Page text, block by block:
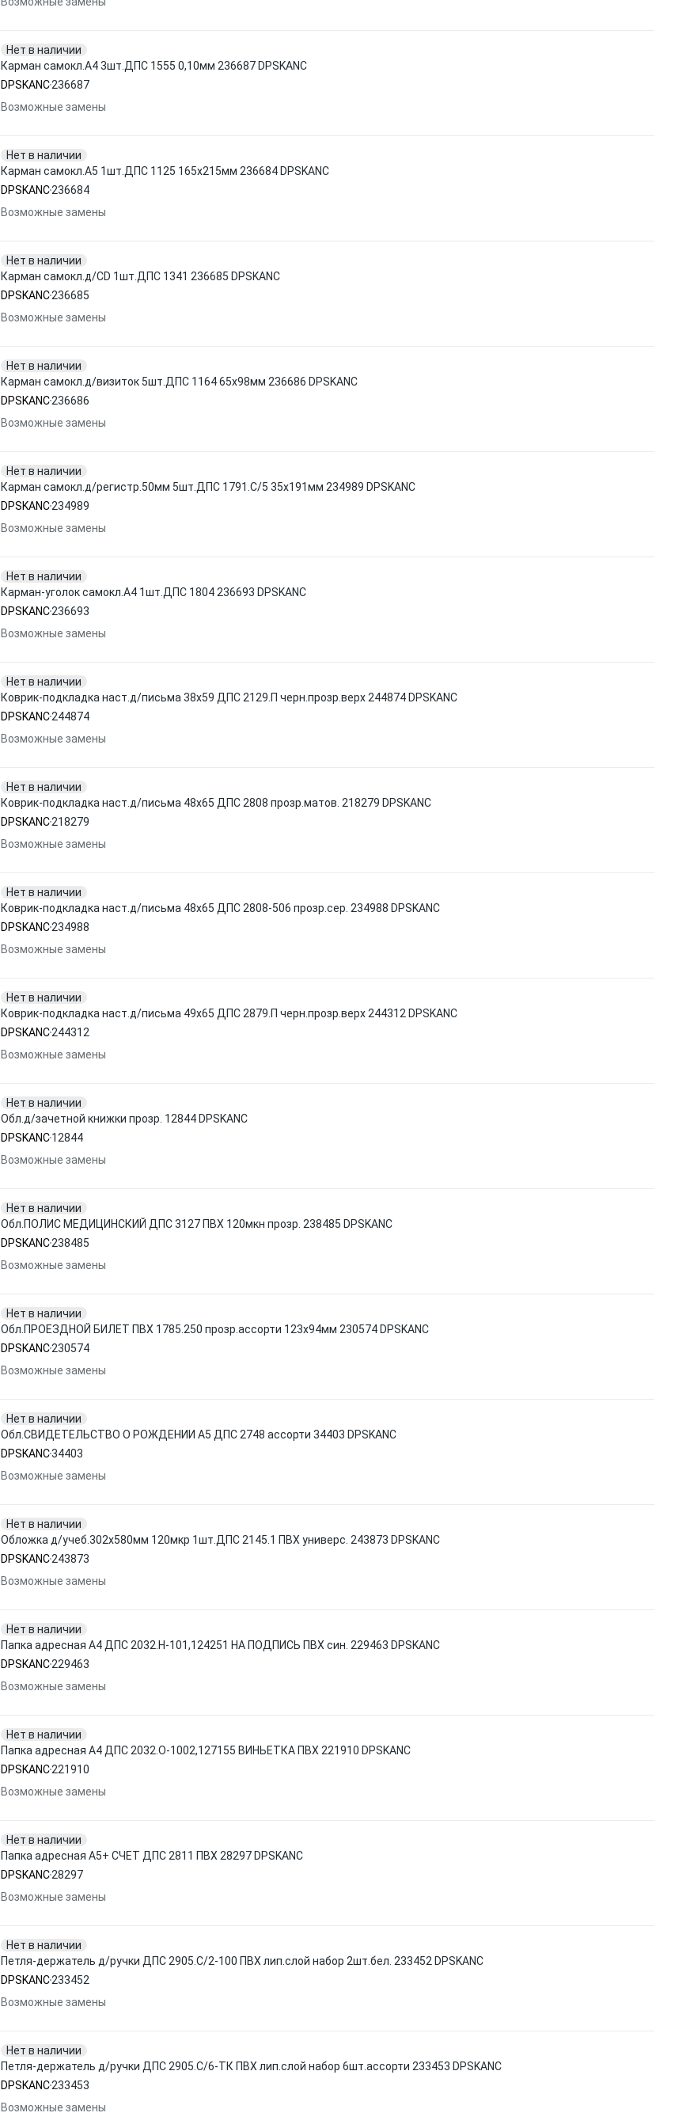
Нет в наличии
Карман самокл.А4 3шт.ДПС 1555 0,10мм 236687 DPSKANC
DPSKANC236687
Возможные замены
Нет в наличии
Карман самокл.А5 1шт.ДПС 1125 165x215мм 236684 DPSKANC
DPSKANC236684
Возможные замены
Нет в наличии
Карман самокл.д/CD 1шт.ДПС 1341 236685 DPSKANC
DPSKANC236685
Возможные замены
Нет в наличии
Карман самокл.д/визиток 5шт.ДПС 1164 65x98мм 236686 DPSKANC
DPSKANC236686
Возможные замены
Нет в наличии
Карман самокл.д/регистр.50мм 5шт.ДПС 1791.С/5 35x191мм 234989 DPSKANC
DPSKANC234989
Возможные замены
Нет в наличии
Карман-уголок самокл.А4 1шт.ДПС 1804 236693 DPSKANC
DPSKANC236693
Возможные замены
Нет в наличии
Коврик-подкладка наст.д/письма 38x59 ДПС 2129.П черн.прозр.верх 244874 DPSKANC
DPSKANC244874
Возможные замены
Нет в наличии
Коврик-подкладка наст.д/письма 48x65 ДПС 2808 прозр.матов. 218279 DPSKANC
DPSKANC218279
Возможные замены
Нет в наличии
Коврик-подкладка наст.д/письма 48x65 ДПС 2808-506 прозр.сер. 234988 DPSKANC
DPSKANC234988
Возможные замены
Нет в наличии
Коврик-подкладка наст.д/письма 49x65 ДПС 2879.П черн.прозр.верх 244312 DPSKANC
DPSKANC244312
Возможные замены
Нет в наличии
Обл.д/зачетной книжки прозр. 12844 DPSKANC
DPSKANC12844
Возможные замены
Нет в наличии
Обл.ПОЛИС МЕДИЦИНСКИЙ ДПС 3127 ПВХ 120мкн прозр. 238485 DPSKANC
DPSKANC238485
Возможные замены
Нет в наличии
Обл.ПРОЕЗДНОЙ БИЛЕТ ПВХ 1785.250 прозр.ассорти 123x94мм 230574 DPSKANC
DPSKANC230574
Возможные замены
Нет в наличии
Обл.СВИДЕТЕЛЬСТВО О РОЖДЕНИИ А5 ДПС 2748 ассорти 34403 DPSKANC
DPSKANC34403
Возможные замены
Нет в наличии
Обложка д/учеб.302x580мм 120мкр 1шт.ДПС 2145.1 ПВХ универс. 243873 DPSKANC
DPSKANC243873
Возможные замены
Нет в наличии
Папка адресная А4 ДПС 2032.Н-101,124251 НА ПОДПИСЬ ПВХ син. 229463 DPSKANC
DPSKANC229463
Возможные замены
Нет в наличии
Папка адресная А4 ДПС 2032.О-1002,127155 ВИНЬЕТКА ПВХ 221910 DPSKANC
DPSKANC221910
Возможные замены
Нет в наличии
Папка адресная А5+ СЧЕТ ДПС 2811 ПВХ 28297 DPSKANC
DPSKANC28297
Возможные замены
Нет в наличии
Петля-держатель д/ручки ДПС 2905.С/2-100 ПВХ лип.слой набор 2шт.бел. 233452 DPSKANC
DPSKANC233452
Возможные замены
Нет в наличии
Петля-держатель д/ручки ДПС 2905.С/6-ТК ПВХ лип.слой набор 6шт.ассорти 233453 DPSKANC
DPSKANC233453
Возможные замены